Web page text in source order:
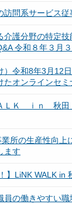
訪問系サービス従
介護分野の特定
令和８年３月３
）令和8年3月12
たオンラインセ
ＬＫ ｉｎ 秋田
所の生産性向上
ます
】LiNK WALK in
員の働きやすい